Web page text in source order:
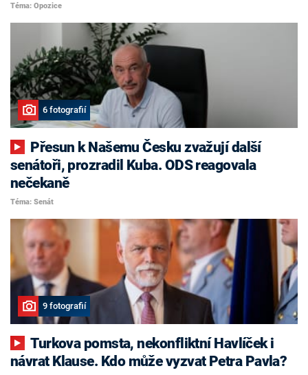
Téma: Opozice
6 fotografií
senátoři, prozradil Kuba. ODS reagovala
nečekaně
Téma: Senát
9 fotografií
Turkova pomsta, nekonfliktní Havlíček i
návrat Klause. Kdo může vyzvat Petra Pavla?